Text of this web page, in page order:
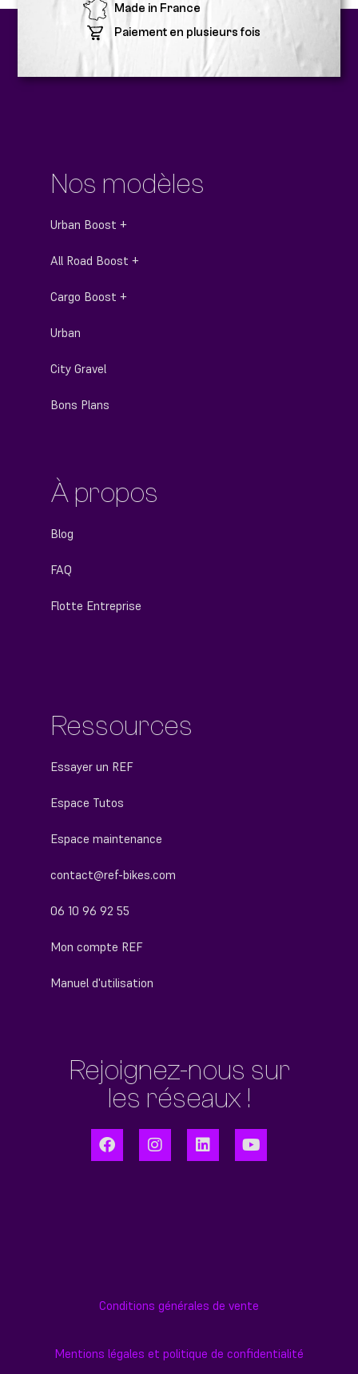
Made in France
Paiement en plusieurs fois
Nos modèles
Urban Boost +
All Road Boost +
Cargo Boost +
Urban
City Gravel
Bons Plans
À propos
Blog
FAQ
Flotte Entreprise
Ressources
Essayer un REF
Espace Tutos
Espace maintenance
contact@ref-bikes.com
06 10 96 92 55
Mon compte REF
Manuel d'utilisation
Rejoignez-nous sur
les réseaux !
Conditions générales de vente
Mentions légales et politique de confidentialité